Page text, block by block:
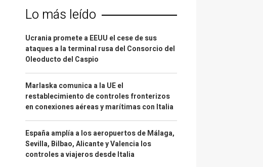
Lo más leído
Ucrania promete a EEUU el cese de sus
ataques a la terminal rusa del Consorcio del
Oleoducto del Caspio
Marlaska comunica a la UE el
restablecimiento de controles fronterizos
en conexiones aéreas y marítimas con Italia
España amplía a los aeropuertos de Málaga,
Sevilla, Bilbao, Alicante y Valencia los
controles a viajeros desde Italia